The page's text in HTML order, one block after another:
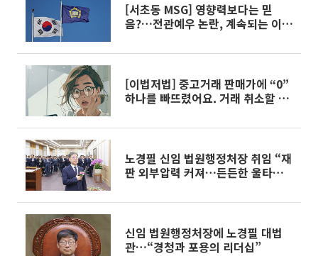
[서초동 MSG] 영향력보다는 믿
음?…전관예우 논란, 계속되는 이유
[이법저법] 중고거래 판매가에 “0”
하나를 빠뜨렸어요. 거래 취소할 수
노경필 신임 법원행정처장 취임 “재
판 외부압력 커져…든든한 울타리
신임 법원행정처장에 노경필 대법
관…“경청과 포용의 리더십”